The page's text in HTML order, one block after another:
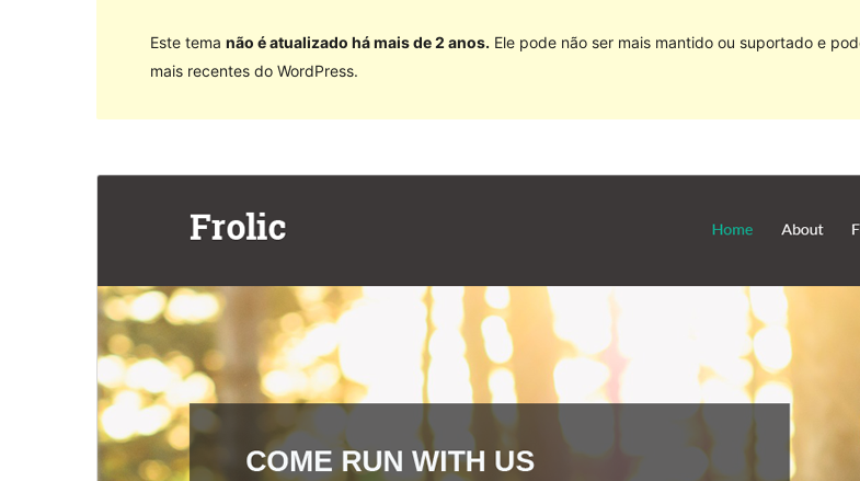
Este tema não é atualizado há mais de 2 anos. Ele pode não ser mais mantido ou suportado e
mais recentes do WordPress.